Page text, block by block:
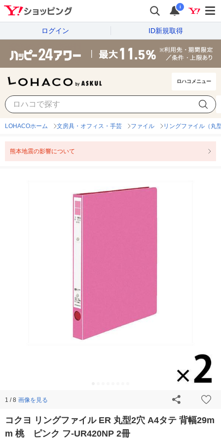
i
ログイン ID新規取得
ロハコメニュー
LOHACOホーム 文房具・オフィス・手芸 ファイル リングファイル（丸
熊本地震の影響について
1 / 8 画像を見る
コクヨ リングファイル ER 丸型2穴 A4タテ 背幅29m
m 桃 ピンク フ-UR420NP 2冊